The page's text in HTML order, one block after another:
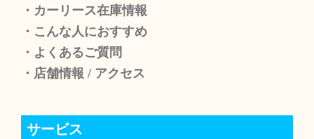
・カーリース在庫情報
・こんな人におすすめ
・よくあるご質問
・店舗情報 / アクセス
サービス